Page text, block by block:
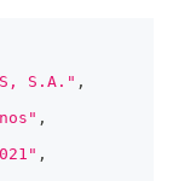
S.A." ,
,
,